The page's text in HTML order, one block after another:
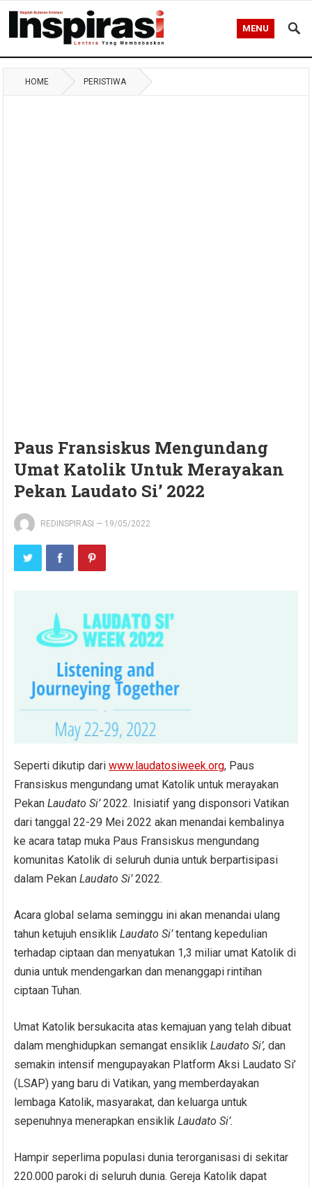
MENU
HOME PERISTIWA
Paus Fransiskus Mengundang
Umat Katolik Untuk Merayakan
Pekan Laudato Si’ 2022
REDINSPIRASI — 19/05/2022
Seperti dikutip dariwww.laudatosiweek.org, Paus
Fransiskus mengundang umat Katolik untuk merayakan
PekanLaudato Si’2022. Inisiatif yang disponsori Vatikan
dari tanggal 22-29 Mei 2022 akan menandai kembalinya
ke acara tatap muka Paus Fransiskus mengundang
komunitas Katolik di seluruh dunia untuk berpartisipasi
dalam PekanLaudato Si’2022.
Acara global selama seminggu ini akan menandai ulang
tahun ketujuh ensiklikLaudato Si’tentang kepedulian
terhadap ciptaan dan menyatukan 1,3 miliar umat Katolik di
dunia untuk mendengarkan dan menanggapi rintihan
ciptaan Tuhan.
Umat ​​Katolik bersukacita atas kemajuan yang telah dibuat
dalam menghidupkan semangat ensiklikLaudato Si’, dan
semakin intensif mengupayakan Platform Aksi Laudato Si’
(LSAP) yang baru di Vatikan, yang memberdayakan
lembaga Katolik, masyarakat, dan keluarga untuk
sepenuhnya menerapkan ensiklikLaudato Si’.
Hampir seperlima populasi dunia terorganisasi di sekitar
220.000 paroki di seluruh dunia. Gereja Katolik dapat